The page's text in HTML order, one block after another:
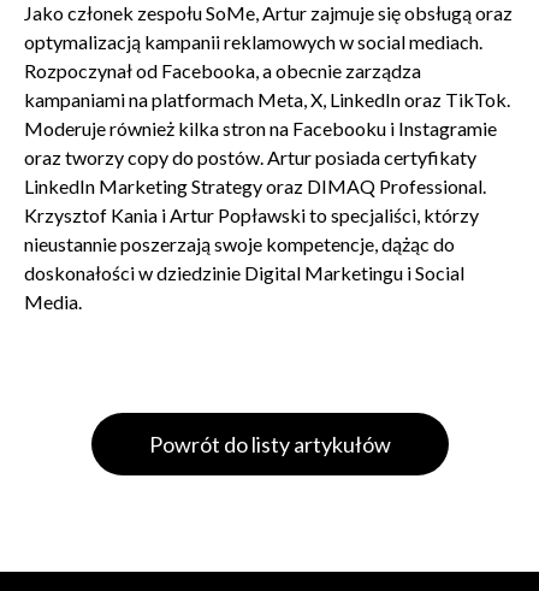
Jako członek zespołu SoMe, Artur zajmuje się obsługą oraz
optymalizacją kampanii reklamowych w social mediach.
Rozpoczynał od Facebooka, a obecnie zarządza
kampaniami na platformach Meta, X, LinkedIn oraz TikTok.
Moderuje również kilka stron na Facebooku i Instagramie
oraz tworzy copy do postów. Artur posiada certyfikaty
LinkedIn Marketing Strategy oraz DIMAQ Professional.
Krzysztof Kania i Artur Popławski to specjaliści, którzy
nieustannie poszerzają swoje kompetencje, dążąc do
doskonałości w dziedzinie Digital Marketingu i Social
Media.
Powrót do listy artykułów